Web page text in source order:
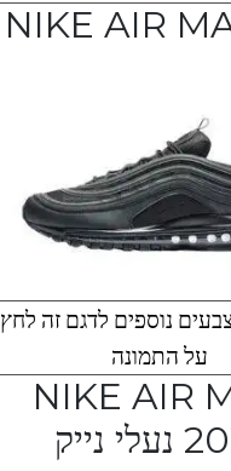
NIKE AIR
נוספים לדגם זה לחץ
על התמונה
NIKE AIR
נייק